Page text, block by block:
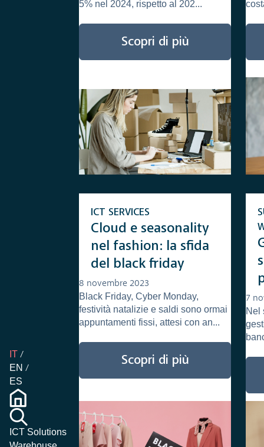
IT
EN
ES
ICT Solutions
5% nel 2024, rispetto al 202...
Scopri di più
Cloud e seasonality
nel fashion: la sfida
del black friday
ICT SERVICES
8 novembre 2023
Black Friday, Cyber Monday,
festività natalizie e saldi sono ormai
appuntamenti fissi, attesi con an...
Scopri di più
7
Nel